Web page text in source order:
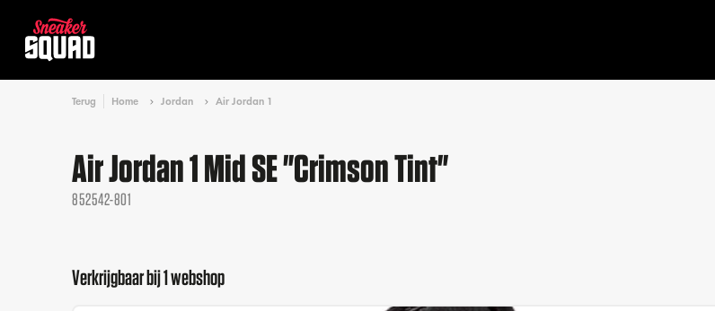
Terug Home Jordan Air Jordan 1
Air Jordan 1 Mid SE "Crimson Tint"
852542-801
Verkrijgbaar bij 1 webshop